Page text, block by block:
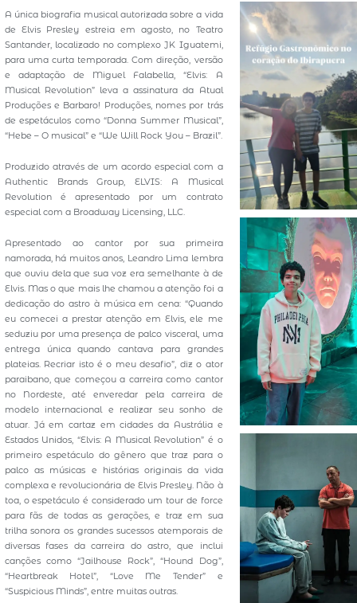
A única biografia musical autorizada sobre a vida
de Elvis Presley estreia em agosto, no Teatro
Santander, localizado no complexo JK Iguatemi,
para uma curta temporada. Com direção, versão
e adaptação de Miguel Falabella, “Elvis: A
Musical Revolution” leva a assinatura da Atual
Produções e Barbaro! Produções, nomes por trás
de espetáculos como “Donna Summer Musical”,
“Hebe – O musical” e “We Will Rock You – Brazil”.
Produzido através de um acordo especial com a
Authentic Brands Group, ELVIS: A Musical
Revolution é apresentado por um contrato
especial com a Broadway Licensing, LLC.
Apresentado ao cantor por sua primeira
namorada, há muitos anos, Leandro Lima lembra
que ouviu dela que sua voz era semelhante à de
Elvis. Mas o que mais lhe chamou a atenção foi a
dedicação do astro à música em cena: “Quando
eu comecei a prestar atenção em Elvis, ele me
seduziu por uma presença de palco visceral, uma
entrega única quando cantava para grandes
plateias. Recriar isto é o meu desafio”, diz o ator
paraibano, que começou a carreira como cantor
no Nordeste, até enveredar pela carreira de
modelo internacional e realizar seu sonho de
atuar. Já em cartaz em cidades da Austrália e
Estados Unidos, “Elvis: A Musical Revolution” é o
primeiro espetáculo do gênero que traz para o
palco as músicas e histórias originais da vida
complexa e revolucionária de Elvis Presley. Não à
toa, o espetáculo é considerado um tour de force
para fãs de todas as gerações, e traz em sua
trilha sonora os grandes sucessos atemporais de
diversas fases da carreira do astro, que inclui
canções como “Jailhouse Rock”, “Hound Dog”,
“Heartbreak Hotel”, “Love Me Tender” e
“Suspicious Minds”, entre muitas outras.